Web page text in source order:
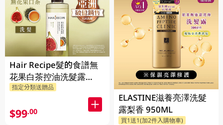
Hair Recipe髮的食譜無
花果白茶控油洗髮露
510ML(新舊裝隨機發貨)
指定分類送贈品
$99.00
ELASTINE滋養亮澤洗髮
露梨香 950ML
買1送1(加2件入購物車)